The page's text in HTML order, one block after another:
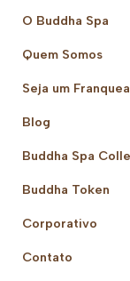
O Buddha Spa
Quem Somos
Seja um
Blog
Buddha Spa
Buddha Token
Corporativo
Contato